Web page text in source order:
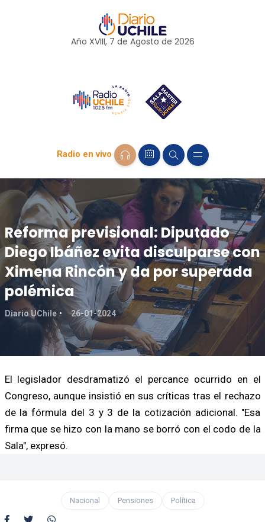
Año XVIII, 7 de Agosto de 2026
Radio en vivo
Reforma previsional: Diputado
Diego Ibáñez evita disculparse con
Ximena Rincón y da por superada
polémica
Diario UChile 26-01-2024
El legislador desdramatizó el percance ocurrido en el
Congreso, aunque insistió en sus críticas tras el rechazo
de la fórmula del 3 y 3 de la cotización adicional. "Esa
firma que se hizo con la mano se borró con el codo de la
Sala", expresó.
Nacional Pensiones Política